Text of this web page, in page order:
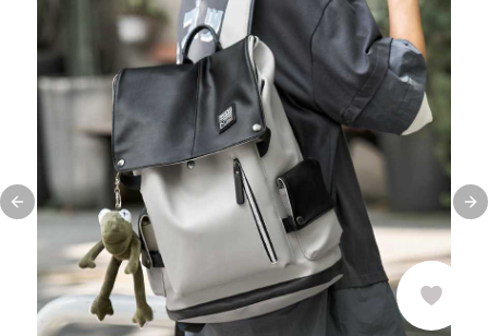
Previous slide